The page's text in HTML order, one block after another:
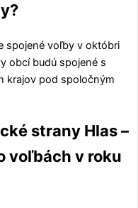
spojené voľby v októbri
obcí budú spojené s
krajov pod spoločným
strany Hlas –
voľbách v roku